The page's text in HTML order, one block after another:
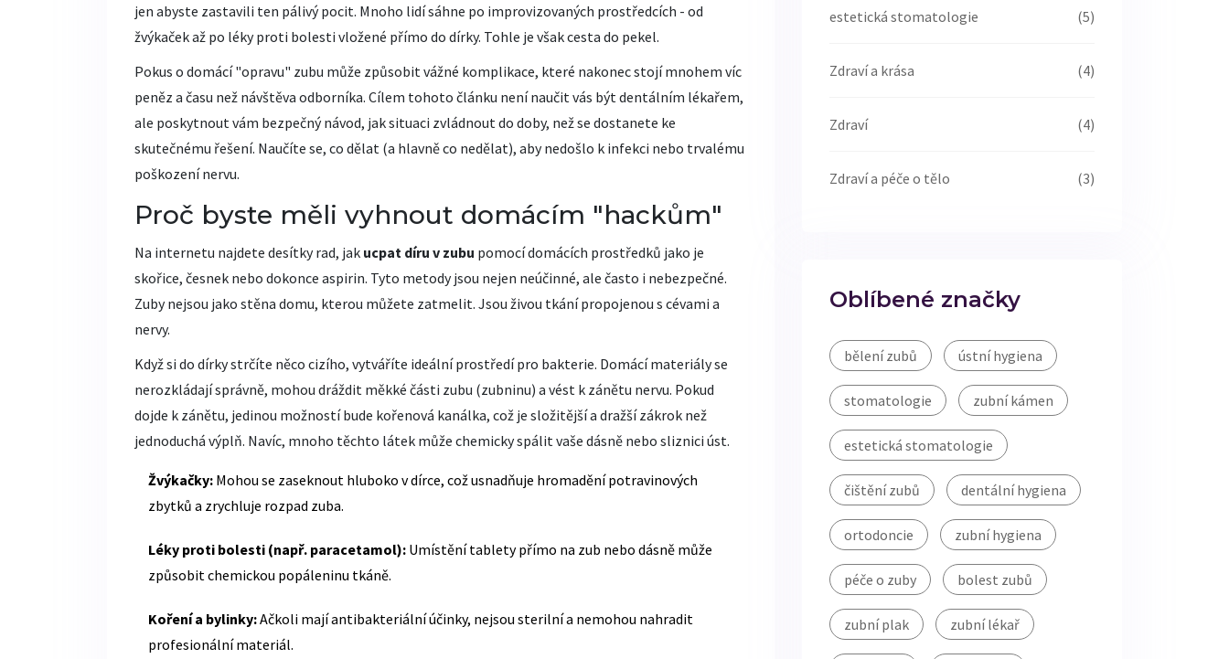
jen abyste zastavili ten pálivý pocit. Mnoho lidí sáhne po improvizovaných prostředcích - od
žvýkaček až po léky proti bolesti vložené přímo do dírky. Tohle je však cesta do pekel.
Pokus o domácí "opravu" zubu může způsobit vážné komplikace, které nakonec stojí mnohem víc
peněz a času než návštěva odborníka. Cílem tohoto článku není naučit vás být dentálním lékařem,
ale poskytnout vám bezpečný návod, jak situaci zvládnout do doby, než se dostanete ke
skutečnému řešení. Naučíte se, co dělat (a hlavně co nedělat), aby nedošlo k infekci nebo trvalému
poškození nervu.
Proč byste měli vyhnout domácím "hackům"
Na internetu najdete desítky rad, jak ucpat díru v zubu pomocídomácích prostředků jako je
skořice, česnek nebo dokonce aspirin. Tyto metody jsou nejen neúčinné, ale často i nebezpečné.
Zuby nejsou jako stěna domu, kterou můžete zatmelit. Jsou živou tkání propojenou s cévami a
nervy.
Když si do dírky strčíte něco cizího, vytváříte ideální prostředí pro bakterie. Domácí materiály se
nerozkládají správně, mohou dráždit měkké části zubu (zubninu) a vést k zánětu nervu. Pokud
dojde k zánětu, jedinou možností bude kořenová kanálka, což je složitější a dražší zákrok než
jednoduchá výplň. Navíc, mnoho těchto látek může chemicky spálit vaše dásně nebo sliznici úst.
Žvýkačky: Mohou se zaseknout hluboko v dírce, což usnadňuje hromadění potravinových
zbytků a zrychluje rozpad zuba.
Léky proti bolesti (např. paracetamol): Umístění tablety přímo na zub nebo dásně může
způsobit chemickou popáleninu tkáně.
Koření a bylinky:Ačkoli mají antibakteriální účinky, nejsou sterilní a nemohou nahradit
profesionální materiál.
estetická stomatologie (5)
Zdraví a krása (4)
Zdraví (4)
Zdraví a péče o tělo (3)
Oblíbené značky
bělení zubů ústní hygiena
stomatologie zubní kámen
estetická stomatologie
čištění zubů dentální hygiena
ortodoncie zubní hygiena
péče o zuby bolest zubů
zubní plak zubní lékař